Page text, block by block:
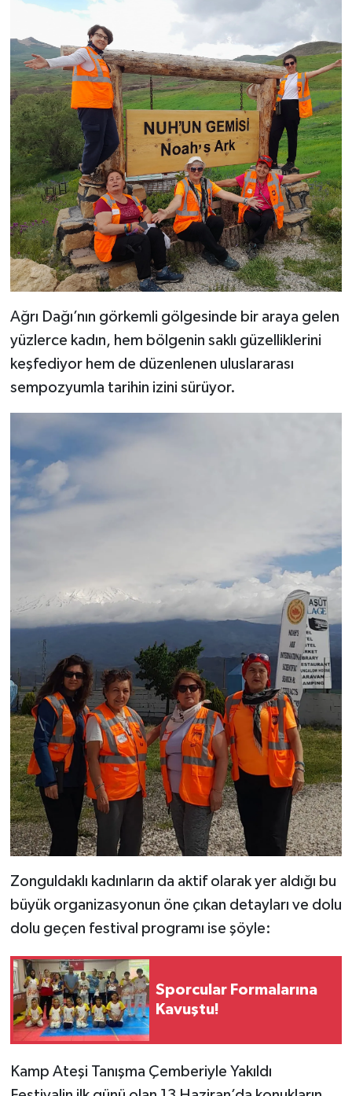
​Ağrı Dağı’nın görkemli gölgesinde bir araya gelen
yüzlerce kadın, hem bölgenin saklı güzelliklerini
keşfediyor hem de düzenlenen uluslararası
sempozyumla tarihin izini sürüyor.
Zonguldaklı kadınların da aktif olarak yer aldığı bu
büyük organizasyonun öne çıkan detayları ve dolu
dolu geçen festival programı ise şöyle:
Sporcular Formalarına
Kavuştu!
​Kamp Ateşi Tanışma Çemberiyle Yakıldı